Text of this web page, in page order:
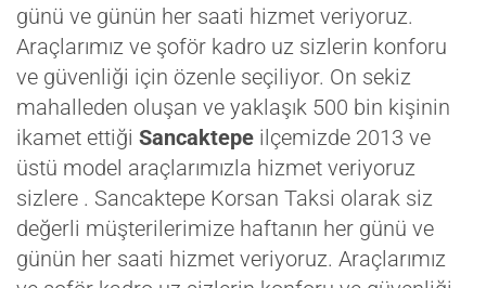
günü ve günün her saati hizmet veriyoruz.
Araçlarımız ve şoför kadro uz sizlerin konforu
ve güvenliği için özenle seçiliyor. On sekiz
mahalleden oluşan ve yaklaşık 500 bin kişinin
ikamet ettiği Sancaktepe ilçemizde 2013 ve
üstü model araçlarımızla hizmet veriyoruz
sizlere . Sancaktepe Korsan Taksi olarak siz
değerli müşterilerimize haftanın her günü ve
günün her saati hizmet veriyoruz. Araçlarımız